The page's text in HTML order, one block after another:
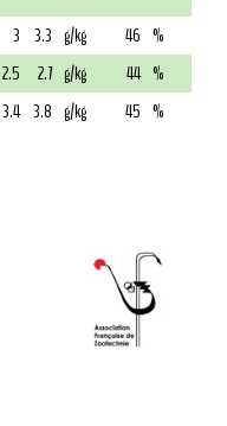
3 3.3 g/kg 46 %
2.5 2.7 g/kg 44 %
3.4 3.8 g/kg 45 %